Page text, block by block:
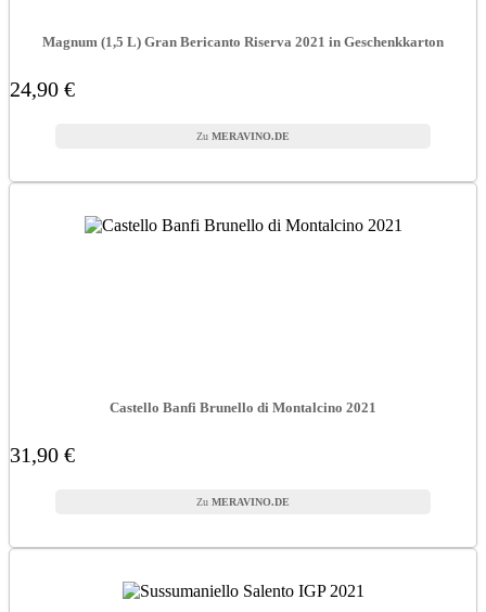
Magnum (1,5 L) Gran Bericanto Riserva 2021 in Geschenkkarton
24,90 €
MERAVINO.DE
Castello Banfi Brunello di Montalcino 2021
31,90 €
MERAVINO.DE